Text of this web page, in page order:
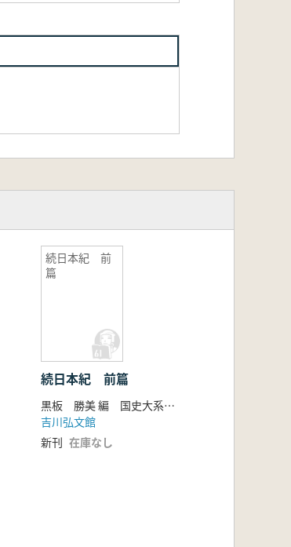
続日本紀 前
篇
続日本紀 前篇
黒板 勝美 編 国史大系編修会 編
吉川弘文館
新刊 在庫なし